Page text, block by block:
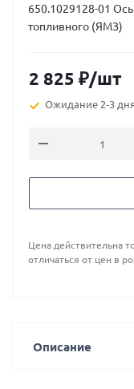
650.1029128-01
топливного (ЯМЗ)
2 825 ₽/шт
Ожидание 2-3 дня
Цена действительна
отличаться от цен в
Описание